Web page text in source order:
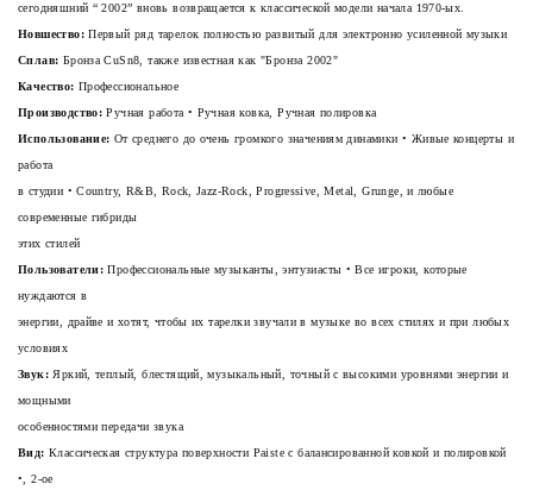
сегодняшний “2002” вновь возвращается к классической модели начала 1970-ых.
Новшество:Первый ряд тарелок полностью развитый для электронно усиленной музыки
Сплав: Бронза CuSn8, также известная как "Бронза 2002"
Качество: Профессиональное
Производство: Ручная работа • Ручная ковка, Ручная полировка
Использование: От среднего до очень громкого значениям динамики • Живые концерты и
работа
в студии • Country, R&B, Rock, Jazz-Rock, Progressive, Metal, Grunge, и любые
современные гибриды
этих стилей
Пользователи: Профессиональные музыканты, энтузиасты • Все игроки, которые
нуждаются в
энергии, драйве и хотят, чтобы их тарелки звучали в музыке во всех стилях и при любых
условиях
Звук:Яркий, теплый, блестящий, музыкальный, точный с высокими уровнями энергии и
мощными
особенностями передачи звука
Вид: Классическая структура поверхности Paiste с балансированной ковкой и полировкой
•, 2-ое